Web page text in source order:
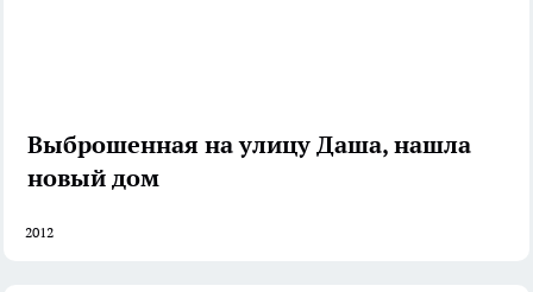
Выброшенная на улицу Даша, нашла
новый дом
2012